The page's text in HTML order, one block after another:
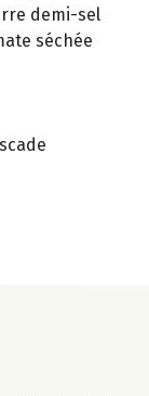
demi-sel
séchée